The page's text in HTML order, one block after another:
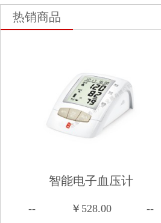
热销商品
智能电子血压计
-- ￥528.00 --